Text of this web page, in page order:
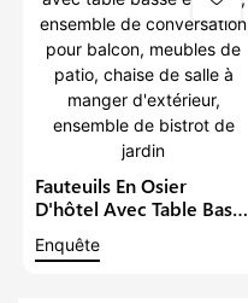
Fauteuils En Osier
D'hôtel Avec Table Basse
Conversation Pour
Enquête